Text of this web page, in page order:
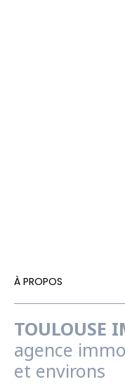
À PROPOS
TOULOUSE
agence
et environs